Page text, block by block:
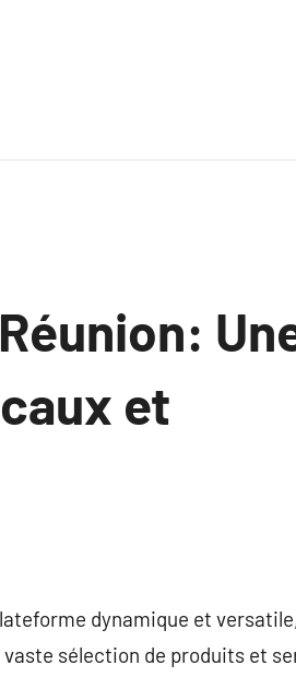
et
dynamique et
sélection de produits et